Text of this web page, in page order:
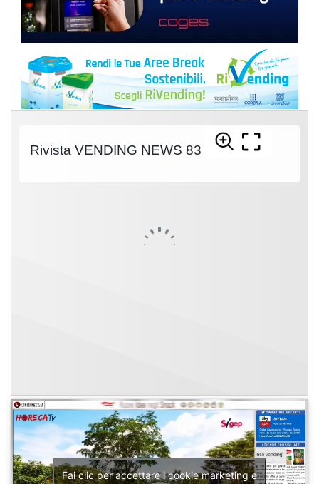
Fai clic per accettare i cookie marketing e